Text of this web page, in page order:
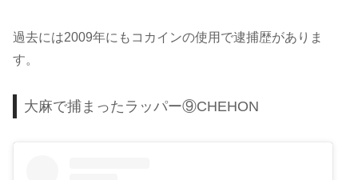
過去には2009年にもコカインの使用で逮捕歴がありま
す。
大麻で捕まったラッパー⑨CHEHON